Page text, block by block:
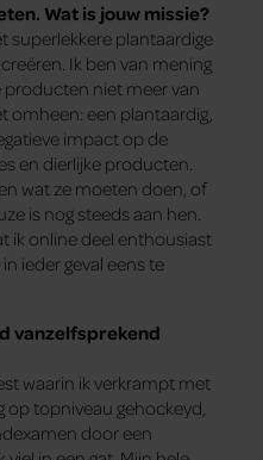
Wat is jouw missie?
superlekkere plantaardige
Ik ben van mening
producten niet meer van
omheen: een plantaardig,
impact op de
en dierlijke producten.
wat ze moeten doen, of
is nog steeds aan hen.
ik online deel enthousiast
ieder geval eens te
vanzelfsprekend
waarin ik verkrampt met
op topniveau gehockeyd,
door een